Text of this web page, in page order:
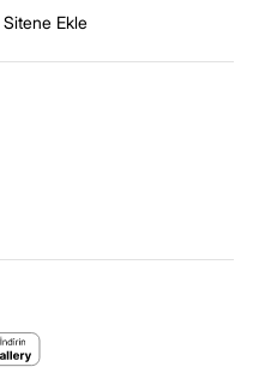
Sitene Ekle